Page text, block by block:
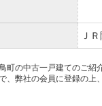
Ｊ
町の中古一戸建てのご紹
、弊社の会員に登録の上